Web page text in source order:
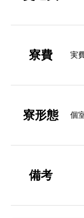
寮費 実
寮形態 個
備考